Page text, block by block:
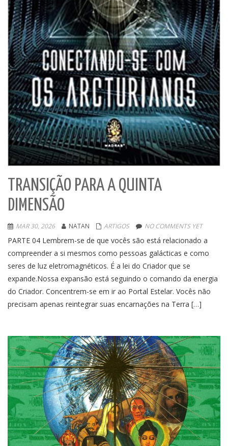
TRANSIÇÃO PARA A QUINTA
DIMENSÃO
MAR 30, 2026 NATAN ARTIGOS NO COMMENTS YET
PARTE 04 Lembrem-se de que vocês são está relacionado a
compreender a si mesmos como pessoas galácticas e como
seres de luz eletromagnéticos. É a lei do Criador que se
expande.Nossa expansão está seguindo o comando da energia
do Criador. Concentrem-se em ir ao Portal Estelar. Vocês não
precisam apenas reintegrar suas encarnações na Terra […]